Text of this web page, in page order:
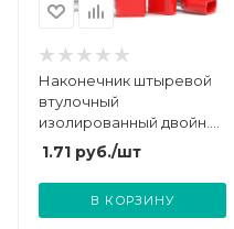
Наконечник штыревой
втулочный
изолированный двойн.
НШВИ(2) 1.0-10 TOKOV
ELECTRIC TKE-NSVI2-1.0-
10-C13/50
1.71 руб./шт
В КОРЗИНУ